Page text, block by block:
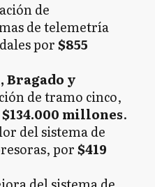
de
de telemetría
por$855
Bragado y
de tramo cinco,
$134.000 millones.
del sistema de
por$419